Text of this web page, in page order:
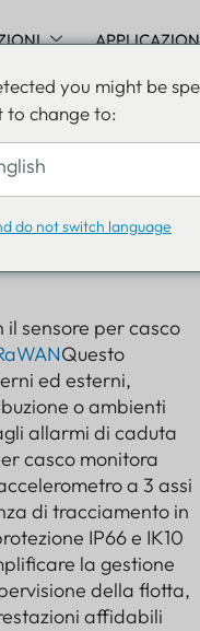
sensore per casco
Questo
ed esterni,
o ambienti
allarmi di caduta
casco monitora
a 3 assi
di tracciamento in
IP66 e IK10
la gestione
della flotta,
affidabili
you might be
to change to:
do not switch language